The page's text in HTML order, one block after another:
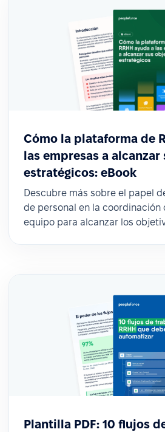
Cómo la plataforma de
las empresas a
estratégicos: eBook
Descubre más sobre el papel
de personal en la coordinación
equipo para alcanzar los
Plantilla PDF: 10 flujos